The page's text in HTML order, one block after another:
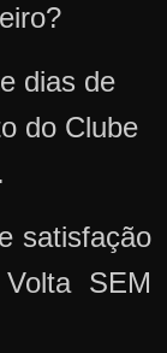
dias de
do Clube
satisfação
SEM